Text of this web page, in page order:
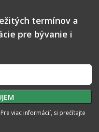
termínov a
pre bývanie i
viac informácií, si prečítajte